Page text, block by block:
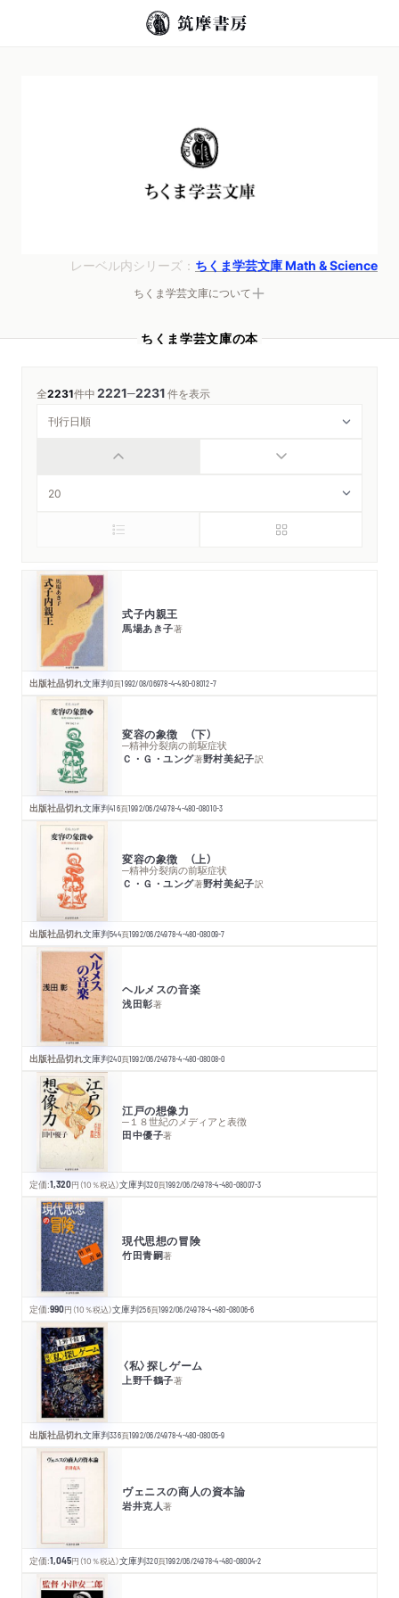
レーベル内シリーズ： ちくま学芸文庫 Math & Science
ちくま学芸文庫について
ちくま学芸文庫の本
全2231件中2221─2231件を表示
式子内親王
馬場あき子著
出版社品切れ文庫判0頁1992/08/06978-4-480-08012-7
変容の象徴 （下）
─精神分裂病の前駆症状
Ｃ・Ｇ・ユング著野村美紀子訳
出版社品切れ文庫判416頁1992/06/24978-4-480-08010-3
変容の象徴 （上）
─精神分裂病の前駆症状
Ｃ・Ｇ・ユング著野村美紀子訳
出版社品切れ文庫判544頁1992/06/24978-4-480-08009-7
ヘルメスの音楽
浅田彰著
出版社品切れ文庫判240頁1992/06/24978-4-480-08008-0
江戸の想像力
─１８世紀のメディアと表徴
田中優子著
定価:1,320円 （10％税込）文庫判320頁1992/06/24978-4-480-08007-3
現代思想の冒険
竹田青嗣著
定価:990円 （10％税込）文庫判256頁1992/06/24978-4-480-08006-6
〈私〉探しゲーム
上野千鶴子著
出版社品切れ文庫判336頁1992/06/24978-4-480-08005-9
ヴェニスの商人の資本論
岩井克人著
定価:1,045円 （10％税込）文庫判320頁1992/06/24978-4-480-08004-2